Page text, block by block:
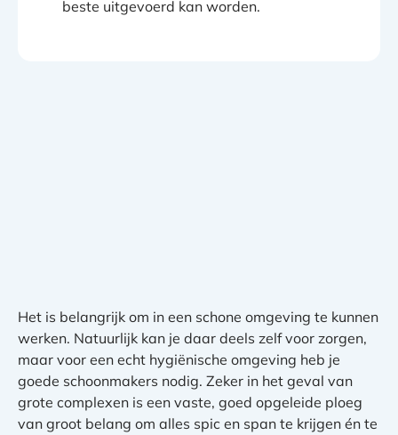
beste uitgevoerd kan worden.
Het is belangrijk om in een schone omgeving te kunnen
werken. Natuurlijk kan je daar deels zelf voor zorgen,
maar voor een echt hygiënische omgeving heb je
goede schoonmakers nodig. Zeker in het geval van
grote complexen is een vaste, goed opgeleide ploeg
van groot belang om alles spic en span te krijgen én te